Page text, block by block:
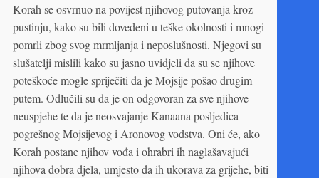
Korah se osvrnuo na povijest njihovog putovanja kroz
pustinju, kako su bili dovedeni u teške okolnosti i mnogi
pomrli zbog svog mrmljanja i neposlušnosti. Njegovi su
slušatelji mislili kako su jasno uvidjeli da su se njihove
poteškoće mogle spriječiti da je Mojsije pošao drugim
putem. Odlučili su da je on odgovoran za sve njihove
neuspjehe te da je neosvajanje Kanaana posljedica
pogrešnog Mojsijevog i Aronovog vodstva. Oni će, ako
Korah postane njihov vođa i ohrabri ih naglašavajući
njihova dobra djela, umjesto da ih ukorava za grijehe, biti